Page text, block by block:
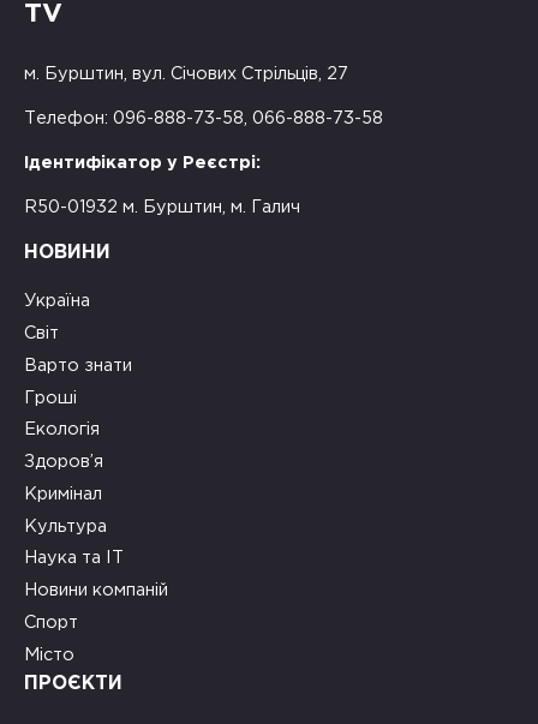
TV
м. Бурштин, вул. Січових Стрільців, 27
Телефон: 096-888-73-58, 066-888-73-58
Ідентифікатор у Реєстрі:
R50-01932 м. Бурштин, м. Галич
НОВИНИ
Україна
Світ
Варто знати
Гроші
Екологія
Здоров’я
Кримінал
Культура
Наука та ІТ
Новини компаній
Спорт
Місто
ПРОЄКТИ